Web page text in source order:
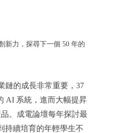
新力，探尋下一個 50 年的
鏈的成長非常重要，37
AI 系統，進而大幅提昇
。成電論壇每年探討最
持續培育的年輕學生不